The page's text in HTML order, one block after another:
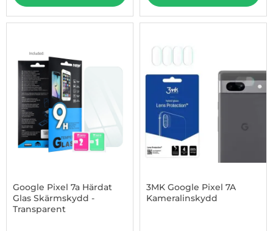
Google Pixel 7a Härdat
Glas Skärmskydd -
Transparent
3MK Google Pixel 7A
Kameralinskydd